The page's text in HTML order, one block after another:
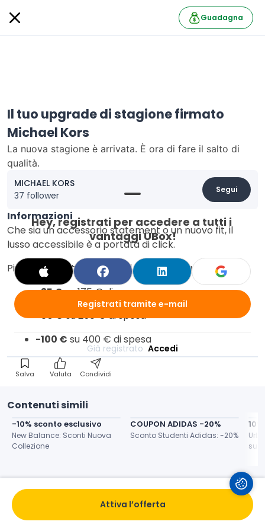
Guadagna
Il tuo upgrade di stagione firmato
Michael Kors
La nuova stagione è arrivata. È ora di fare il salto di
qualità.
MICHAEL KORS
37 follower
Segui
Informazioni
Che sia un accessorio statement o un nuovo fit, il
lusso accessibile è a portata di click.
Più investi nel tuo stile, più il risparmio aumenta:
-25 €su 175 € di spesa
-50 €su 250 € di spesa
-100 € su 400 € di spesa
Salva Valuta Condividi
Contenuti simili
-10% sconto esclusivo
New Balance: Sconti Nuova
Collezione
COUPON ADIDAS -20%
Sconto Studenti Adidas: -20%
su
Attiva l’offerta
Hey, registrati per accedere a tutti i
vantaggi UBox!
Registrati tramite e-mail
Già registrato Accedi